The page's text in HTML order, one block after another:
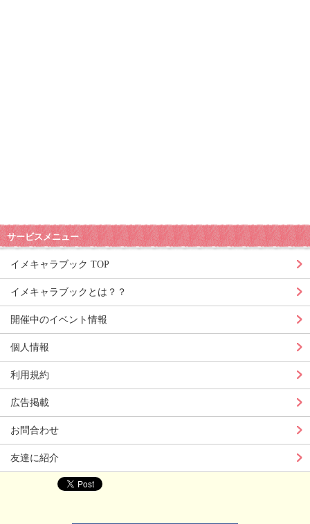
サービスメニュー
イメキャラブック TOP
イメキャラブックとは？？
開催中のイベント情報
個人情報
利用規約
広告掲載
お問合わせ
友達に紹介